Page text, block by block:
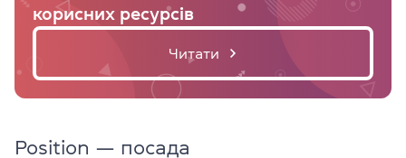
корисних ресурсів
Читати
Position — посада